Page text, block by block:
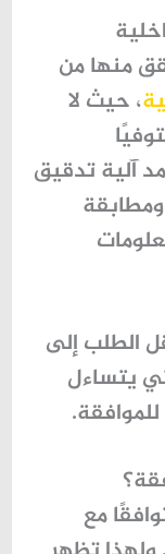
منها من
، حيث لا
آلية تدقيق
الطلب إلى
يتساءل
مع